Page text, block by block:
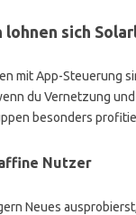
lohnen sich
mit App-Steuerung
du Vernetzung
besonders
Nutzer
Neues